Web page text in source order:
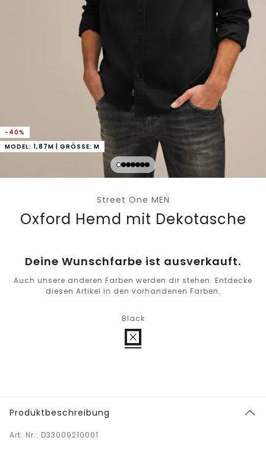
-40%
MODEL: 1,87M | GRÖSSE: M
Street One MEN
Oxford Hemd mit Dekotasche
Deine Wunschfarbe ist ausverkauft.
Auch unsere anderen Farben werden dir stehen. Entdecke
diesen Artikel in den vorhandenen Farben.
Black
Produktbeschreibung
Art. Nr.: D33009210001